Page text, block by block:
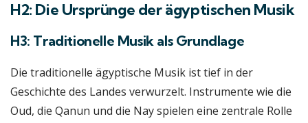
H2: Die Ursprünge der ägyptischen Musik
H3: Traditionelle Musik als Grundlage
Die traditionelle ägyptische Musik ist tief in der
Geschichte des Landes verwurzelt. Instrumente wie die
Oud, die Qanun und die Nay spielen eine zentrale Rolle